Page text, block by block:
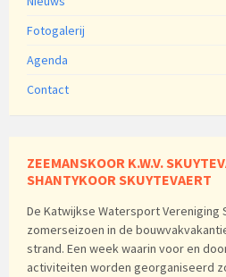
Fotogalerij
Agenda
Contact
ZEEMANSKOOR K.W.V.
SHANTYKOOR SKUYTEVAERT
De Katwijkse Watersport
zomerseizoen in de
strand. Een week waarin voor en
activiteiten worden georganiseerd